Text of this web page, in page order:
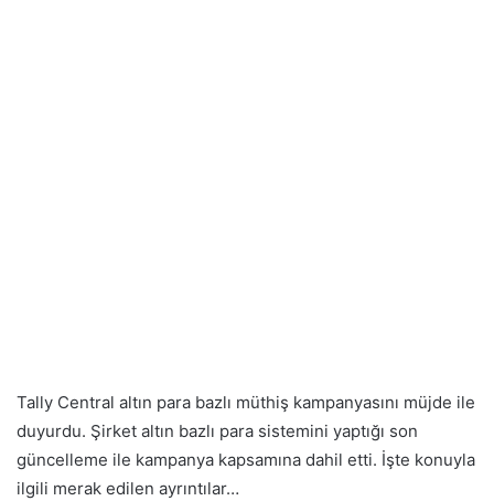
Tally Central altın para bazlı müthiş kampanyasını müjde ile
duyurdu. Şirket altın bazlı para sistemini yaptığı son
güncelleme ile kampanya kapsamına dahil etti. İşte konuyla
ilgili merak edilen ayrıntılar…